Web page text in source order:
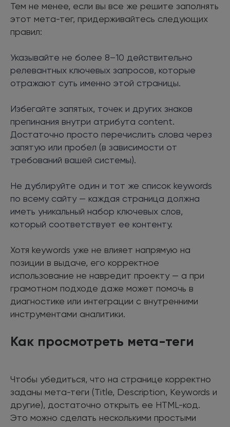
Тем не менее, если вы все же решите заполнять
этот мета-тег, придерживайтесь следующих
правил:
Указывайте не более 8–10 действительно
релевантных ключевых запросов, которые
отражают суть именно этой страницы.
Избегайте запятых, точек и других знаков
препинания внутри атрибута content.
Достаточно просто перечислить слова через
запятую или пробел (в зависимости от
требований вашей системы).
Не дублируйте один и тот же список keywords
по всему сайту — каждая страница должна
иметь уникальный набор ключевых слов,
который соответствует ее контенту.
Хотя keywords уже не влияет напрямую на
позиции в выдаче, его корректное
использование не навредит проекту — а при
грамотном подходе даже может помочь в
диагностике или интеграции с внутренними
инструментами аналитики.
Как просмотреть мета-теги
Чтобы убедиться, что на странице корректно
заданы мета-теги (Title, Description, Keywords и
другие), достаточно открыть ее HTML-код.
Это можно сделать несколькими простыми